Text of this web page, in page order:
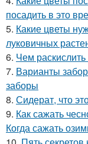
посадить в это
5. Какие цветы
луковичных
6. Чем
7. Варианты
заборы
8. Сидерат, что
9. Как сажать
Когда сажать